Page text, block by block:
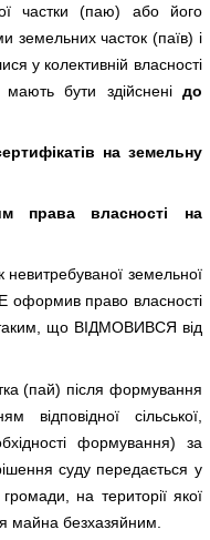
частки (паю) або його
земельних часток (паїв) і
у колективній власності
мають бути здійснені до
на земельну
права власності на
невитребуваної земельної
оформив право власності
таким, що ВІДМОВИВСЯ від
(пай) після формування
сільської,
формування) за
суду передається у
на території якої
майна безхазяйним.